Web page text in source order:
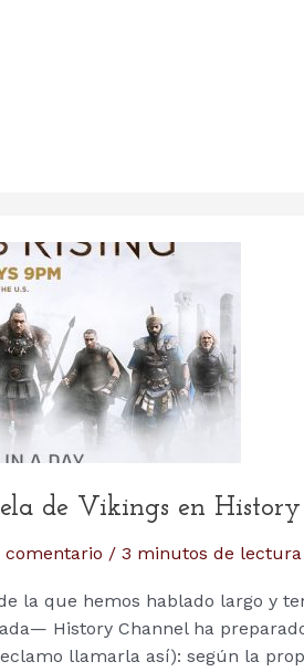
de Vikings en
comentario / 3 minutos de lectura
la que hemos hablado largo y
History Channel ha
llamarla así): según la